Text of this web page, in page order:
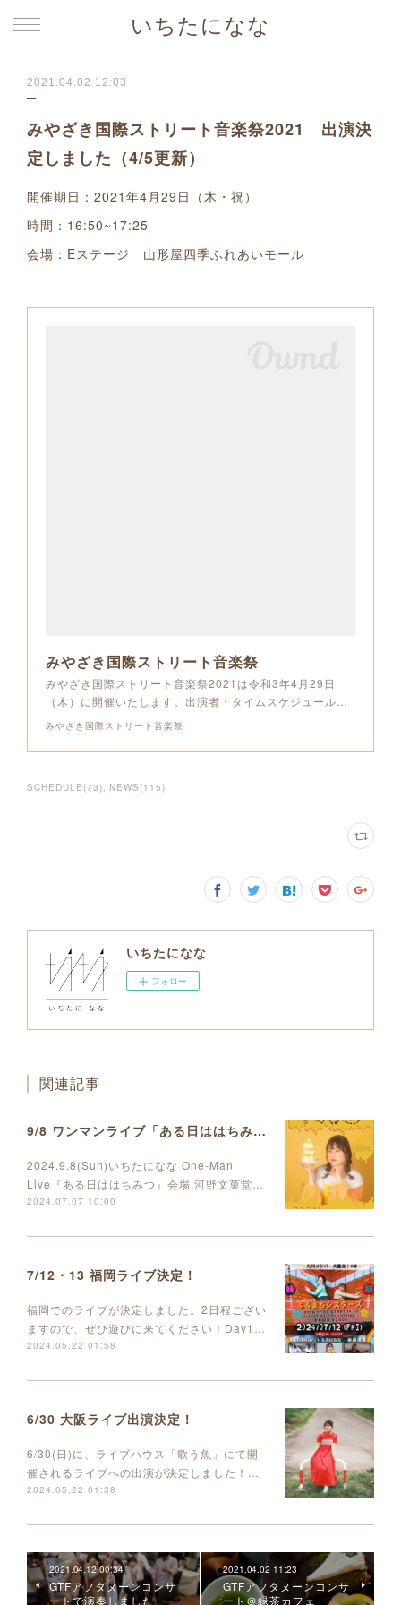
いちたになな
2021.04.02 12:03
みやざき国際ストリート音楽祭2021 出演決
定しました（4/5更新）
開催期日：2021年4月29日（木・祝）
時間：16:50~17:25
会場：Eステージ 山形屋四季ふれあいモール
みやざき国際ストリート音楽祭
みやざき国際ストリート音楽祭2021は令和3年4月29日
（木）に開催いたします。出演者・タイムスケジュール…
みやざき国際ストリート音楽祭
SCHEDULE (73) NEWS (115)
いちたになな
フォロー
関連記事
9/8 ワンマンライブ「ある日ははちみつ」開催決定しました
2024.9.8(Sun)いちたになな One-Man
Live『ある日ははちみつ』会場:河野文菓堂…
2024.07.07 10:00
7/12・13 福岡ライブ決定！
福岡でのライブが決定しました。2日程ござい
ますので、ぜひ遊びに来てください！Day1…
2024.05.22 01:58
6/30 大阪ライブ出演決定！
6/30(日)に、ライブハウス「歌う魚」にて開
催されるライブへの出演が決定しました！…
2024.05.22 01:38
2021.04.12 00:34
GTFアフタヌーンコンサ
ートで演奏しました
2021.04.02 11:23
GTFアフタヌーンコンサ
ート＠緑茶カフェ